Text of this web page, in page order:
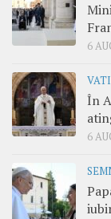
6
În
6